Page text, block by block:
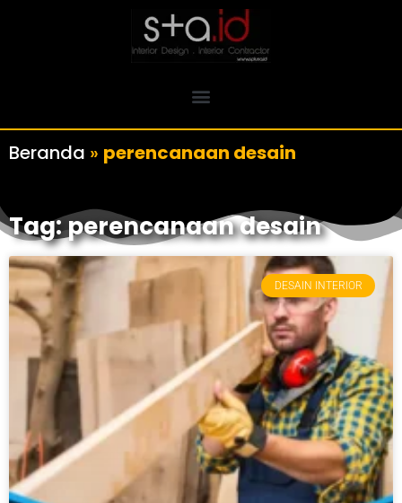
Beranda » perencanaan desain
Tag: perencanaan desain
DESAIN INTERIOR